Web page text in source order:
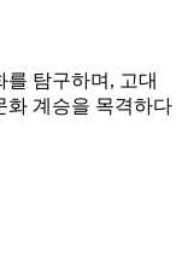
탐구하며, 고대
화 계승을 목격하다